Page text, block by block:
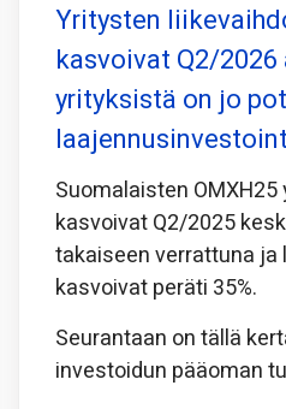
Yritysten
kasvoivat Q2/
yrityksistä on jo
Suomalaisten
kasvoivat Q2/2025
takaiseen verrattuna ja
kasvoivat peräti 35%.
Seurantaan on tällä
investoidun pääoman